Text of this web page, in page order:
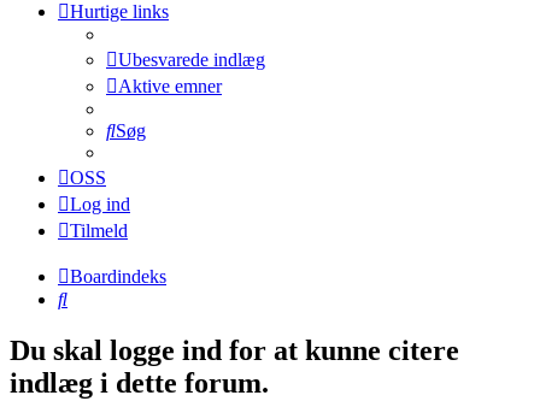
Hurtige links
Ubesvarede indlæg
Aktive emner
Søg
OSS
Log ind
Tilmeld
Boardindeks
Søg
Du skal logge ind for at kunne citere
indlæg i dette forum.